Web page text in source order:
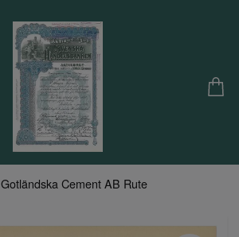
Gotländska Cement AB Rute